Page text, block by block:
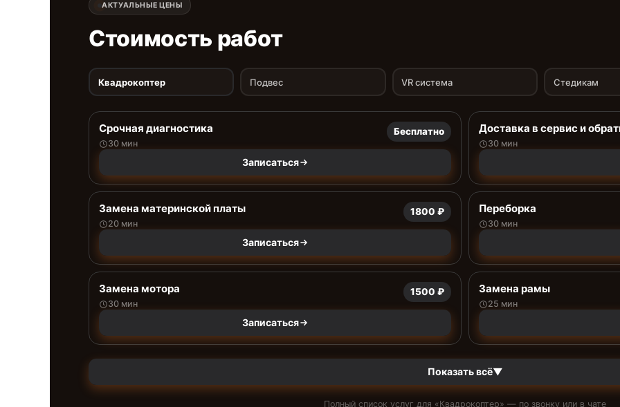
АКТУАЛЬНЫЕ ЦЕНЫ
Стоимость работ
Квадрокоптер Подвес VR система Стедикам
Срочная диагностика
30 мин
Бесплатно
Записаться
Доставка в сервис и
30 мин
Замена материнской платы
20 мин
1800 ₽
Записаться
Переборка
30 мин
Замена мотора
30 мин
1500 ₽
Записаться
Замена рамы
25 мин
Показать всё▼
Полный список услуг для «Квадрокоптер» — по звонку или в чате